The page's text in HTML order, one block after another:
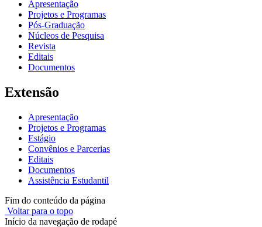
Apresentação
Projetos e Programas
Pós-Graduação
Núcleos de Pesquisa
Revista
Editais
Documentos
Extensão
Apresentação
Projetos e Programas
Estágio
Convênios e Parcerias
Editais
Documentos
Assistência Estudantil
Fim do conteúdo da página
Voltar para o topo
Início da navegação de rodapé